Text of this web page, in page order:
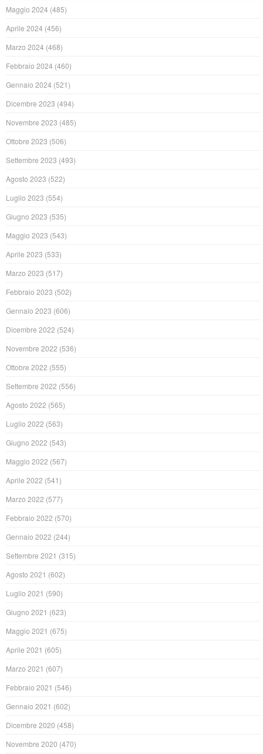
Maggio 2024 (485)
Aprile 2024 (456)
Marzo 2024 (468)
Febbraio 2024 (460)
Gennaio 2024 (521)
Dicembre 2023 (494)
Novembre 2023 (485)
Ottobre 2023 (506)
Settembre 2023 (493)
Agosto 2023 (522)
Luglio 2023 (554)
Giugno 2023 (535)
Maggio 2023 (543)
Aprile 2023 (533)
Marzo 2023 (517)
Febbraio 2023 (502)
Gennaio 2023 (606)
Dicembre 2022 (524)
Novembre 2022 (536)
Ottobre 2022 (555)
Settembre 2022 (556)
Agosto 2022 (565)
Luglio 2022 (563)
Giugno 2022 (543)
Maggio 2022 (567)
Aprile 2022 (541)
Marzo 2022 (577)
Febbraio 2022 (570)
Gennaio 2022 (244)
Settembre 2021 (315)
Agosto 2021 (602)
Luglio 2021 (590)
Giugno 2021 (623)
Maggio 2021 (675)
Aprile 2021 (605)
Marzo 2021 (607)
Febbraio 2021 (546)
Gennaio 2021 (602)
Dicembre 2020 (458)
Novembre 2020 (470)